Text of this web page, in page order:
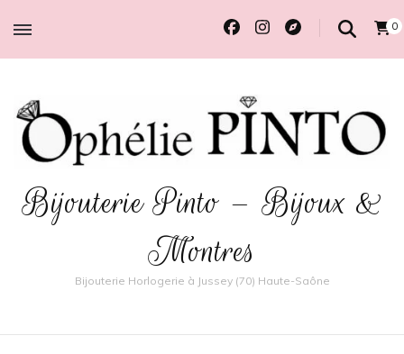
0
Bijouterie Pinto – Bijoux &
Montres
Bijouterie Horlogerie à Jussey (70) Haute-Saône